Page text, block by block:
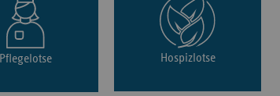
Pflegelotse Hospizlotse